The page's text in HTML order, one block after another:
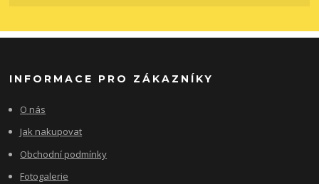
INFORMACE PRO ZÁKAZNÍKY
O nás
Jak nakupovat
Obchodní podmínky
Fotogalerie